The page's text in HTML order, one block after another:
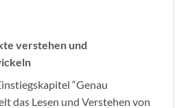
verstehen und
“Genau
das Lesen und Verstehen von